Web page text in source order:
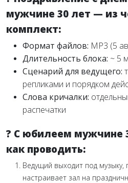
мужчине 30 лет — из
комплект:
Формат файлов: MP3 (5
Длительность блока: ~ 5
Сценарий для ведущего:
репликами и порядком
Слова кричалки:
распечатки
? С юбилеем мужчине
как проводить:
Ведущий выходит под музыку,
настраивает зал на